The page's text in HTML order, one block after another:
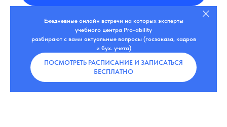
Ежедневные онлайн встречи на которых эксперты
учебного центра Pro-ability
разбирают с вами актуальные вопросы (госзаказа, кадров
и бух. учета)
ПОСМОТРЕТЬ РАСПИСАНИЕ И ЗАПИСАТЬСЯ
БЕСПЛАТНО